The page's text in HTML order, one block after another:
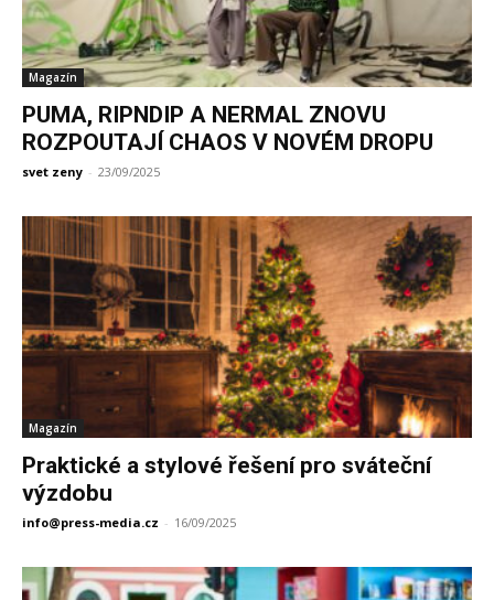
Magazín
PUMA, RIPNDIP A NERMAL ZNOVU
ROZPOUTAJÍ CHAOS V NOVÉM DROPU
svet zeny - 23/09/2025
Magazín
Praktické a stylové řešení pro sváteční
výzdobu
info@press-media.cz - 16/09/2025